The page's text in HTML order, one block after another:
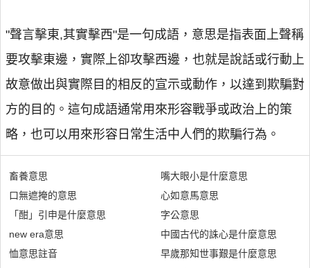
"聲言擊東,其實擊西"是一句成語，意思是指表面上聲稱
要攻擊東邊，實際上卻攻擊西邊，也就是說話或行動上
故意做出與實際目的相反的宣示或動作，以達到欺騙對
方的目的。這句成語通常用來形容戰爭或政治上的策
略，也可以用來形容日常生活中人們的欺騙行為。
畜養意思
口無遮掩的意思
「酣」引申是什麼意思
new era意思
恤意思註音
嘴大眼小是什麼意思
心如意馬意思
字公意思
中國古代的誅心是什麼意思
早歲那知世事艱是什麼意思